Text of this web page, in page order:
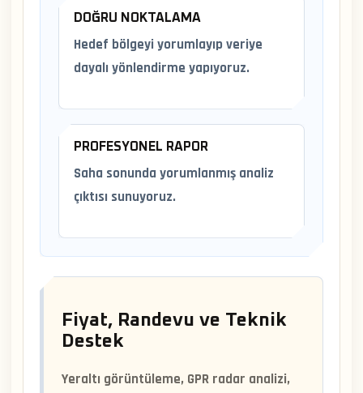
DOĞRU NOKTALAMA
Hedef bölgeyi yorumlayıp veriye
dayalı yönlendirme yapıyoruz.
PROFESYONEL RAPOR
Saha sonunda yorumlanmış analiz
çıktısı sunuyoruz.
Fiyat, Randevu ve Teknik
Destek
Yeraltı görüntüleme, GPR radar analizi,